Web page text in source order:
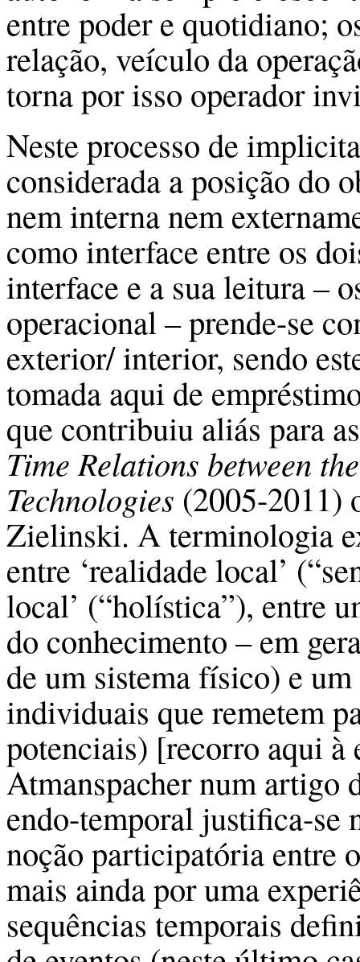
entre poder e quotidiano;
relação, veículo da
torna por isso operador
Neste processo de
considerada a posição do
nem interna nem
como interface entre os
interface e a sua leitura –
operacional – prende-se
exterior/ interior, sendo
tomada aqui de
que contribuiu aliás para
Time Relations between
Technologies (2005-2011)
Zielinski. A terminologia
entre ‘realidade local’
local’ (“holística”), entre
do conhecimento – em
de um sistema físico) e
individuais que remetem
potenciais) [recorro aqui à
Atmanspacher num artigo
endo-temporal justifica-se
noção participatória entre
mais ainda por uma
sequências temporais